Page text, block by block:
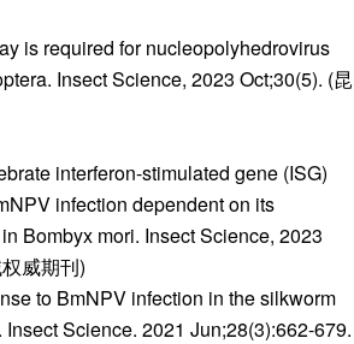
is required for nucleopolyhedrovirus
Insect Science, 2023 Oct;30(5). (昆
interferon-stimulated gene (ISG)
infection dependent on its
Bombyx mori. Insect Science, 2023
威期刊)
to BmNPV infection in the silkworm
Science. 2021 Jun;28(3):662-679.